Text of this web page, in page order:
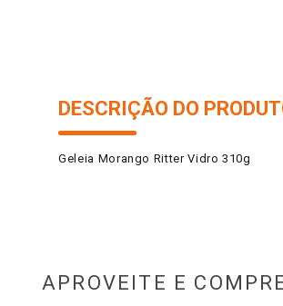
DESCRIÇÃO DO
Geleia Morango Ritter Vidro 310g
APROVEITE E